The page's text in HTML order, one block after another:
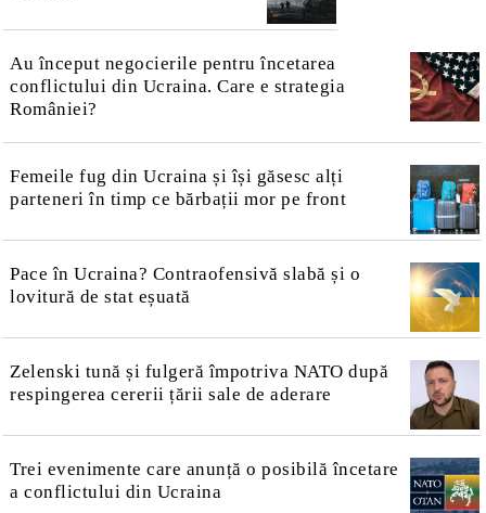
Au început negocierile pentru încetarea
conflictului din Ucraina. Care e strategia
României?
Femeile fug din Ucraina și își găsesc alți
parteneri în timp ce bărbații mor pe front
Pace în Ucraina? Contraofensivă slabă și o
lovitură de stat eșuată
Zelenski tună și fulgeră împotriva NATO după
respingerea cererii țării sale de aderare
Trei evenimente care anunță o posibilă încetare
a conflictului din Ucraina